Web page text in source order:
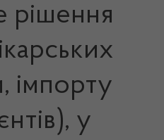
рішення
імпорту
у